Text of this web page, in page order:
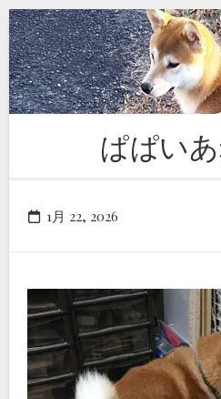
Skip
to
content
ぱぱい
1月 22, 2026